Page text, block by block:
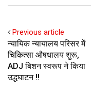
Previous article
न्यायिक न्यायालय परिसर में
चिकित्सा औषधालय शुरू,
ADJ बिशन स्वरूप ने किया
उद्धघाटन !!